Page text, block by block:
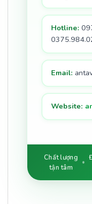
Hotline:
Email:
Website:
Chất lượng
tận tâm